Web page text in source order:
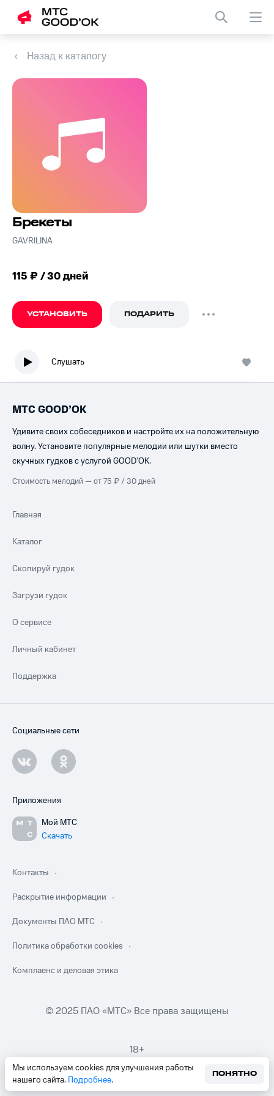
Назад к каталогу
Брекеты
GAVRILINA
115 ₽ / 30 дней
УСТАНОВИТЬ ПОДАРИТЬ
Слушать
Мы используем cookies для улучшения работы
нашего сайта. Подробнее.
ПОНЯТНО
МТС GOOD’OK
Удивите своих собеседников и настройте их на положительную
волну. Установите популярные мелодии или шутки вместо
скучных гудков с услугой GOOD’OK.
Стоимость мелодий — от 75 ₽ / 30 дней
Главная
Каталог
Скопируй гудок
Загрузи гудок
О сервисе
Личный кабинет
Поддержка
Социальные сети
Приложения
Мой МТС
Скачать
Контакты
Раскрытие информации
Документы ПАО МТС
Политика обработки cookies
Комплаенс и деловая этика
© 2025 ПАО «МТС» Все права защищены
18+